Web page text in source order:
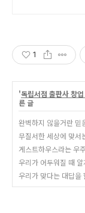
1
'독립서점 출판사 창
른 글
완벽하지 않을거란 믿
무질서한 세상에 맞서
게스트하우스라는 우
우리가 어두워질 때
우리가 맞다는 대답을